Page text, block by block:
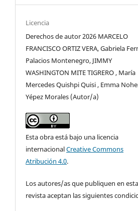
Licencia
Derechos de autor 2026 MARCELO
FRANCISCO ORTIZ VERA, Gabriela
Palacios Montenegro, JIMMY
WASHINGTON MITE TIGRERO , María
Mercedes Quishpi Quisi , Emma
Yépez Morales (Autor/a)
Esta obra está bajo una licencia
internacionalCreative Commons
Atribución 4.0.
Los autores/as que publiquen en esta
revista aceptan las siguientes